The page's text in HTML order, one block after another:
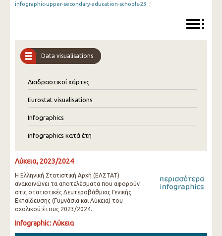
infographic-upper-secondary-education-schools-23 /
Data visualisations
Διαδραστικοί χάρτες
Eurostat visualisations
Infographics
infographics κατά έτη
Λύκεια, 2023/2024
Η Ελληνική Στατιστική Αρχή (ΕΛΣΤΑΤ)
ανακοινώνει τα αποτελέσματα που αφορούν
στις στατιστικές Δευτεροβάθμιας Γενικής
Εκπαίδευσης (Γυμνάσια και Λύκεια) του
σχολικού έτους 2023/2024.
Infographic: Λύκεια